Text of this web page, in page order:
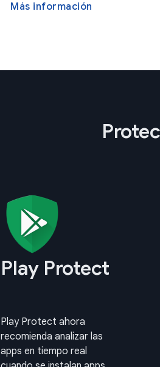
Más información
Play Protect
Play Protect ahora
recomienda analizar las
apps en tiempo real